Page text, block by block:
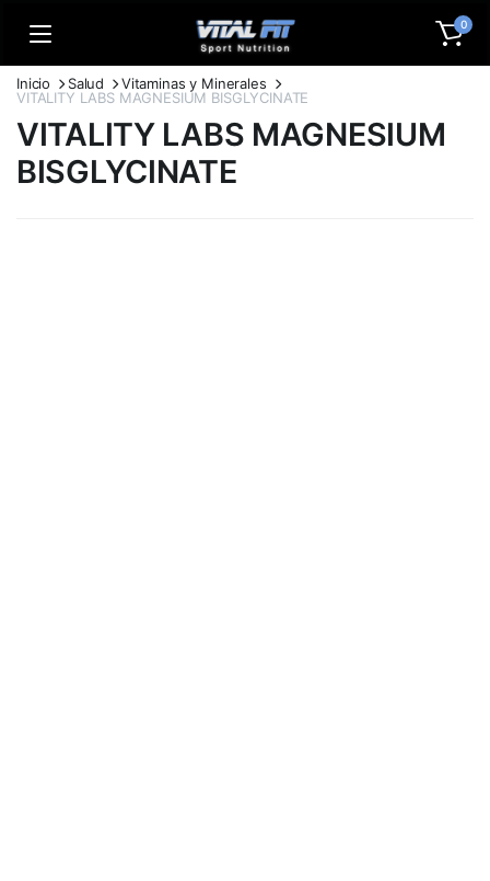
0
Inicio Salud
Vitaminas y Minerales
VITALITY LABS MAGNESIUM BISGLYCINATE
VITALITY LABS MAGNESIUM
BISGLYCINATE